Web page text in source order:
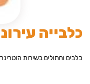
כלבייה
כלבים וחתולים בשירות